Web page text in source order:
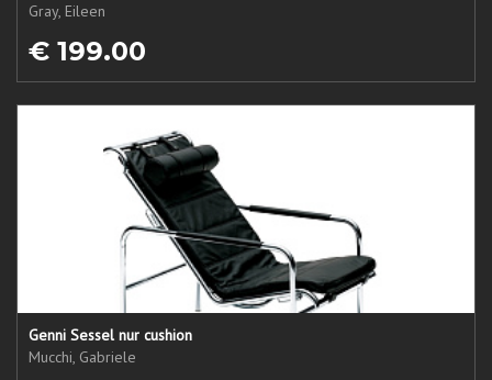
Gray, Eileen
€ 199.00
Genni Sessel nur cushion
Mucchi, Gabriele